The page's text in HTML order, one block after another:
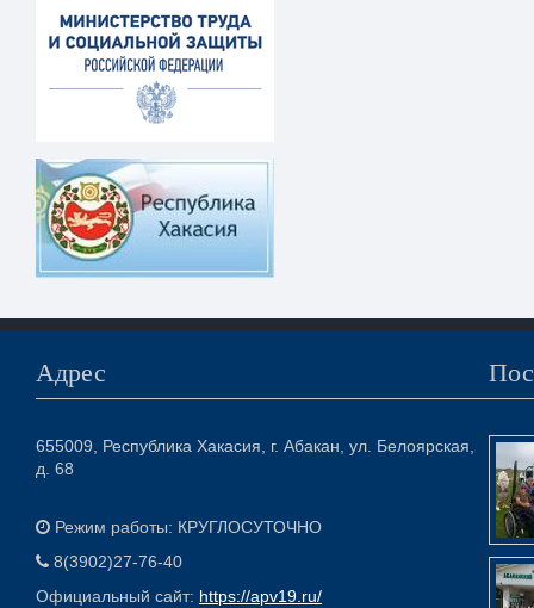
Адрес
655009, Республика Хакасия, г. Абакан, ул. Белоярская,
д. 68
Режим работы: КРУГЛОСУТОЧНО
8(3902)27-76-40
Официальный сайт: https://apv19.ru/